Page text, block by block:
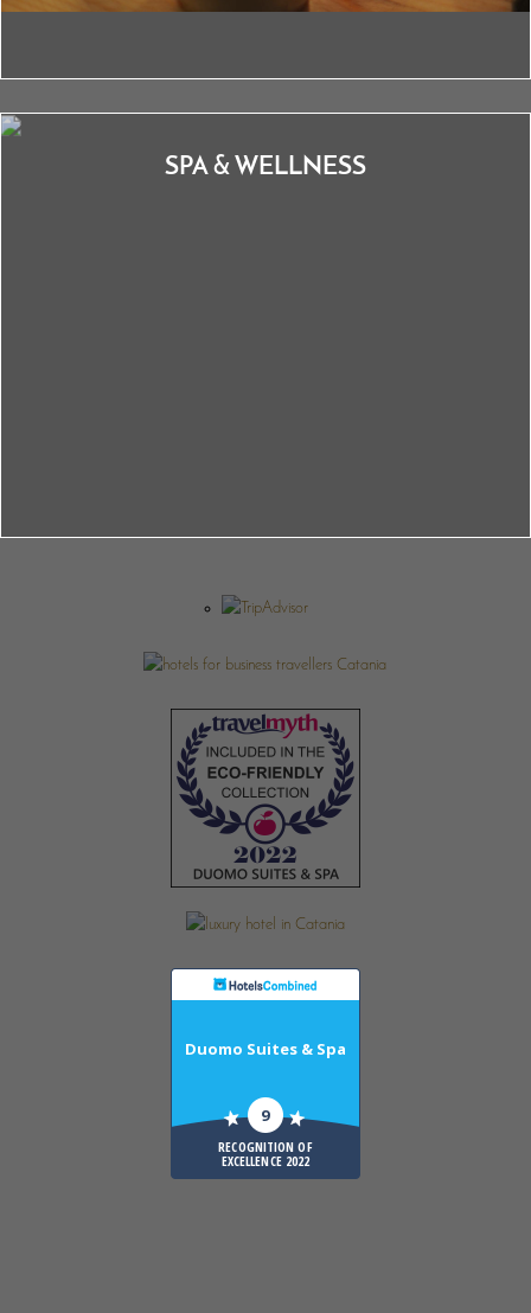
SPA & WELLNESS
Duomo Suites & Spa
9
RECOGNITION OF
EXCELLENCE 2022